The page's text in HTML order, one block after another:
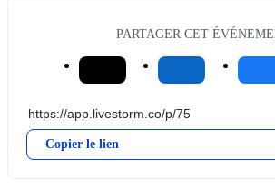
PARTAGER CET
Copier le lien